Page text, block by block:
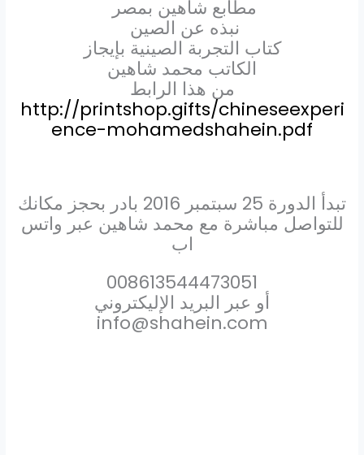
مطابع شاهين بمصر
نبذه عن الصين
كتاب التجربة الصينية بإيجاز
الكاتب محمد شاهين
من هذا الرابط
http://printshop.gifts/chineseexperi
ence-mohamedshahein.pdf
تبدأ الدورة 25 سبتمبر 2016 بادر بحجز مكانك
للتواصل مباشرة مع محمد شاهين عبر واتس
اب
008613544473051
أو عبر البريد الإليكتروني
info@shahein.com